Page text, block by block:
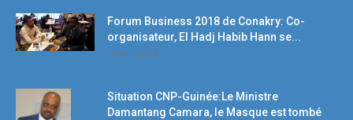
Forum Business 2018 de Conakry: Co-
organisateur, El Hadj Habib Hann se...
19 avril 2018
Situation CNP-Guinée:Le Ministre
Damantang Camara, le Masque est tombé